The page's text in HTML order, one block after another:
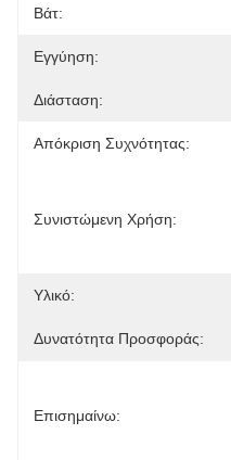
Βάτ:
Εγγύηση:
Διάσταση:
Απόκριση Συχνότητας:
Συνιστώμενη Χρήση:
Υλικό:
Δυνατότητα Προσφοράς:
Επισημαίνω: